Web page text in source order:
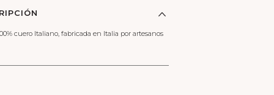
cuero Italiano, fabricada en Italia por artesanos